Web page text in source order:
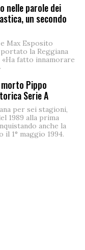
nelle parole dei
un secondo
Max Esposito
la Reggiana
«Ha fatto innamorare
Pippo
Serie A
per sei stagioni,
1989 alla prima
anche la
il 1° maggio 1994.